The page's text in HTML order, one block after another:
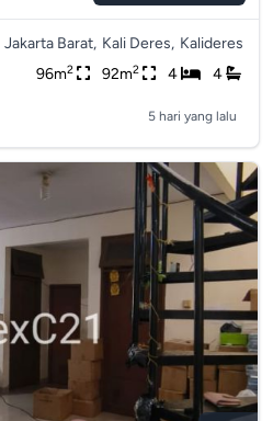
Jakarta Barat, Kali Deres, Kalideres
96m2 92m2 4 4
5 hari yang lalu